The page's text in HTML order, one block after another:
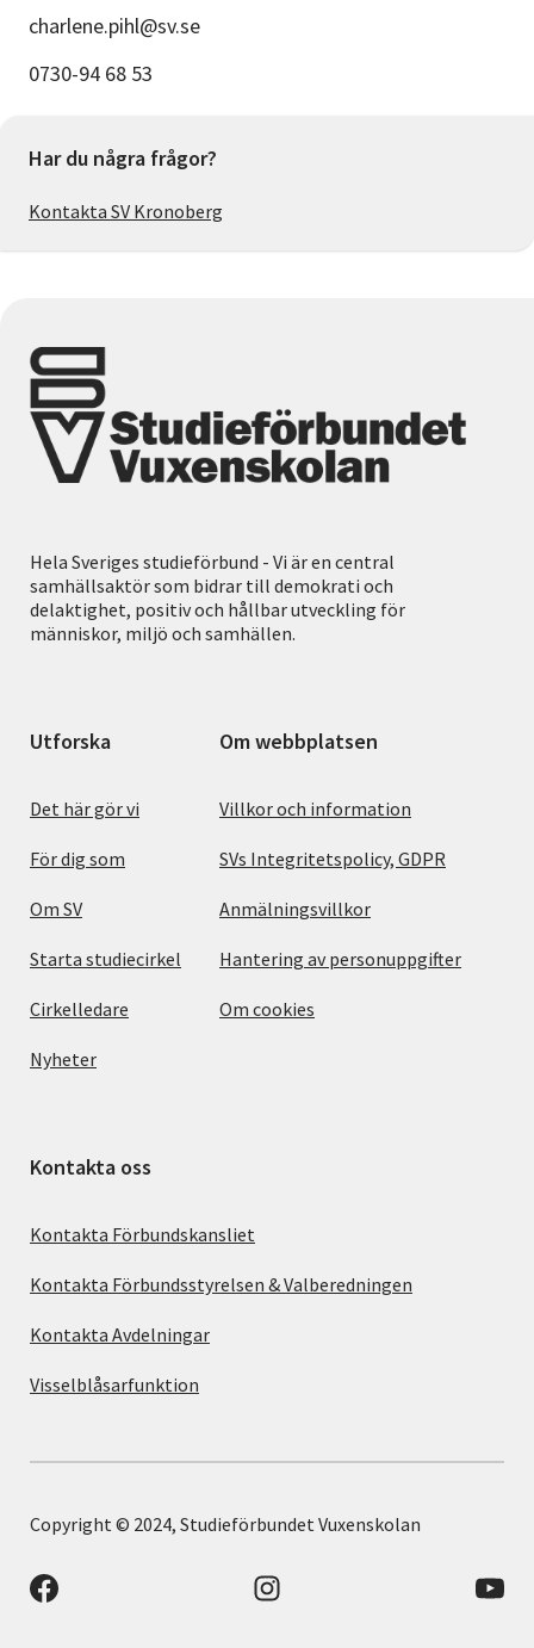
charlene.pihl@sv.se
0730-94 68 53
Har du några frågor?
Kontakta SV Kronoberg
Hela Sveriges studieförbund - Vi är en central
samhällsaktör som bidrar till demokrati och
delaktighet, positiv och hållbar utveckling för
människor, miljö och samhällen.
Utforska
Det här gör vi
För dig som
Om SV
Starta studiecirkel
Cirkelledare
Nyheter
Om webbplatsen
Villkor och information
SVs Integritetspolicy, GDPR
Anmälningsvillkor
Hantering av personuppgifter
Om cookies
Kontakta oss
Kontakta Förbundskansliet
Kontakta Förbundsstyrelsen & Valberedningen
Kontakta Avdelningar
Visselblåsarfunktion
Copyright © 2024, Studieförbundet Vuxenskolan